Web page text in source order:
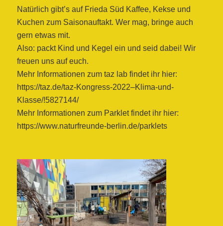
Natürlich gibt’s auf Frieda Süd Kaffee, Kekse und
Kuchen zum Saisonauftakt. Wer mag, bringe auch
gern etwas mit.
Also: packt Kind und Kegel ein und seid dabei! Wir
freuen uns auf euch.
Mehr Informationen zum taz lab findet ihr hier:
https://taz.de/taz-Kongress-2022–Klima-und-
Klasse/!5827144/
Mehr Informationen zum Parklet findet ihr hier:
https://www.naturfreunde-berlin.de/parklets